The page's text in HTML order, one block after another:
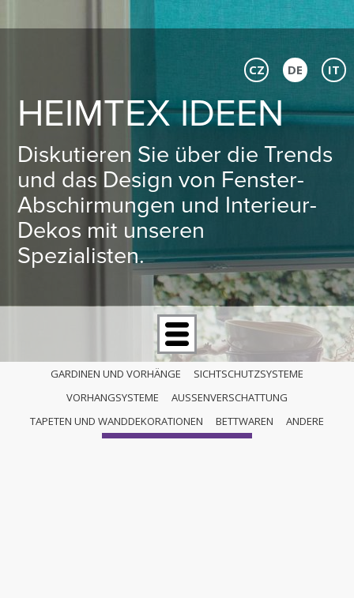
HEIMTEX IDEEN
Diskutieren Sie über die Trends
und das Design von Fenster-
Abschirmungen und Interieur-
Dekos mit unseren
Spezialisten.
CZ DE IT
GARDINEN UND VORHÄNGE
SICHTSCHUTZSYSTEME
VORHANGSYSTEME
AUSSENVERSCHATTUNG
TAPETEN UND WANDDEKORATIONEN
BETTWAREN ANDERE
ANDERE